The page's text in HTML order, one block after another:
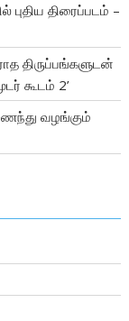
திரைப்படம் –
திருப்பங்களுடன்
கூடம் 2’
வழங்கும்